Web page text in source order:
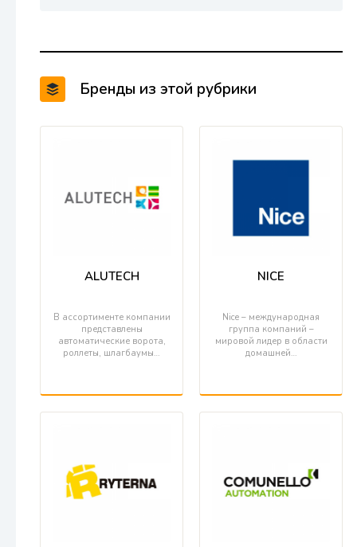
Бренды из этой рубрики
ALUTECH
В ассортименте компании
представлены
автоматические ворота,
роллеты, шлагбаумы…
NICE
Nice – международная
группа компаний –
мировой лидер в области
домашней…